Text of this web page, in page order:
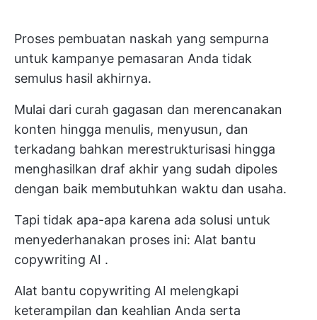
Proses pembuatan naskah yang sempurna
untuk kampanye pemasaran Anda tidak
semulus hasil akhirnya.
Mulai dari curah gagasan dan merencanakan
konten hingga menulis, menyusun, dan
terkadang bahkan merestrukturisasi hingga
menghasilkan draf akhir yang sudah dipoles
dengan baik membutuhkan waktu dan usaha.
Tapi tidak apa-apa karena ada solusi untuk
menyederhanakan proses ini: Alat bantu
copywriting AI .
Alat bantu copywriting AI melengkapi
keterampilan dan keahlian Anda serta